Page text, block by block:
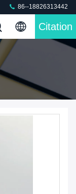
86--18826313442
Citation